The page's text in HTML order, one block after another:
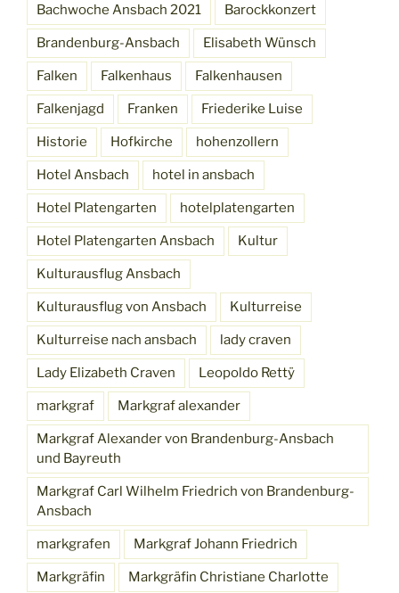
Bachwoche Ansbach 2021 Barockkonzert
Brandenburg-Ansbach Elisabeth Wünsch
Falken Falkenhaus Falkenhausen
Falkenjagd Franken Friederike Luise
Historie Hofkirche hohenzollern
Hotel Ansbach hotel in ansbach
Hotel Platengarten hotelplatengarten
Hotel Platengarten Ansbach Kultur
Kulturausflug Ansbach
Kulturausflug von Ansbach Kulturreise
Kulturreise nach ansbach lady craven
Lady Elizabeth Craven Leopoldo Rettÿ
markgraf Markgraf alexander
Markgraf Alexander von Brandenburg-Ansbach
und Bayreuth
Markgraf Carl Wilhelm Friedrich von Brandenburg-
Ansbach
markgrafen Markgraf Johann Friedrich
Markgräfin Markgräfin Christiane Charlotte